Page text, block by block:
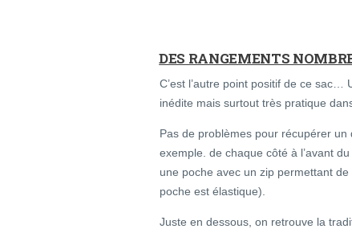
DES RANGEMENTS
C’est l’autre point positif de ce
inédite mais surtout très pratique
Pas de problèmes pour récupérer
exemple. de chaque côté à l’avant
une poche avec un zip permettant
poche est élastique).
Juste en dessous, on retrouve la